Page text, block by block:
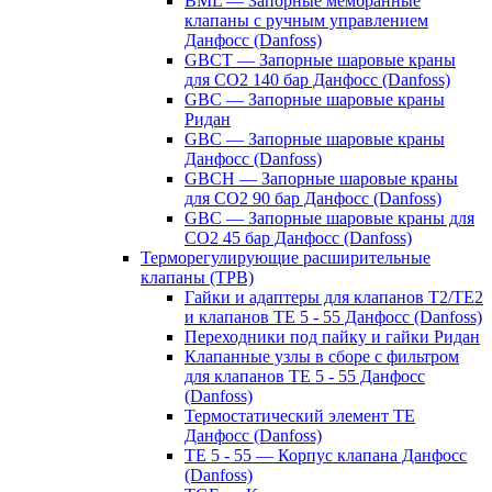
клапаны с ручным управлением
Данфосс (Danfoss)
GBCT — Запорные шаровые краны
для CO2 140 бар Данфосс (Danfoss)
GBC — Запорные шаровые краны
Ридан
GBC — Запорные шаровые краны
Данфосс (Danfoss)
GBCH — Запорные шаровые краны
для CO2 90 бар Данфосс (Danfoss)
GBC — Запорные шаровые краны для
CO2 45 бар Данфосс (Danfoss)
Терморегулирующие расширительные
клапаны (ТРВ)
Гайки и адаптеры для клапанов T2/TE2
и клапанов TE 5 - 55 Данфосс (Danfoss)
Переходники под пайку и гайки Ридан
Клапанные узлы в сборе с фильтром
для клапанов TE 5 - 55 Данфосс
(Danfoss)
Термостатический элемент TE
Данфосс (Danfoss)
TE 5 - 55 — Корпус клапана Данфосс
(Danfoss)